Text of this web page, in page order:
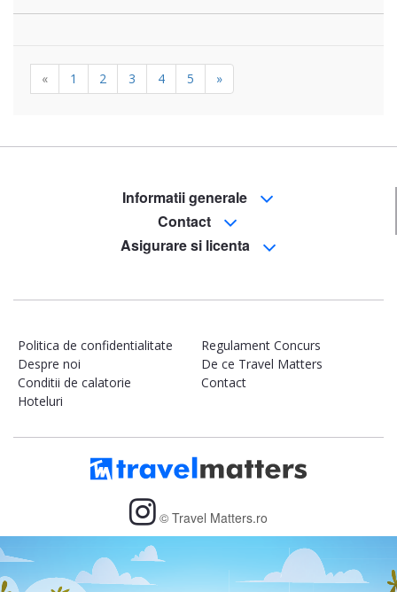
« 1 2 3 4 5 »
Informatii generale
Contact
Asigurare si licenta
Politica de confidentialitate
Regulament Concurs
Despre noi
De ce Travel Matters
Conditii de calatorie
Contact
Hoteluri
© Travel Matters.ro